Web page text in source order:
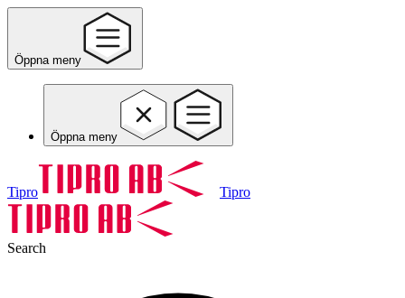
Öppna meny
Öppna meny
Tipro Tipro
Search